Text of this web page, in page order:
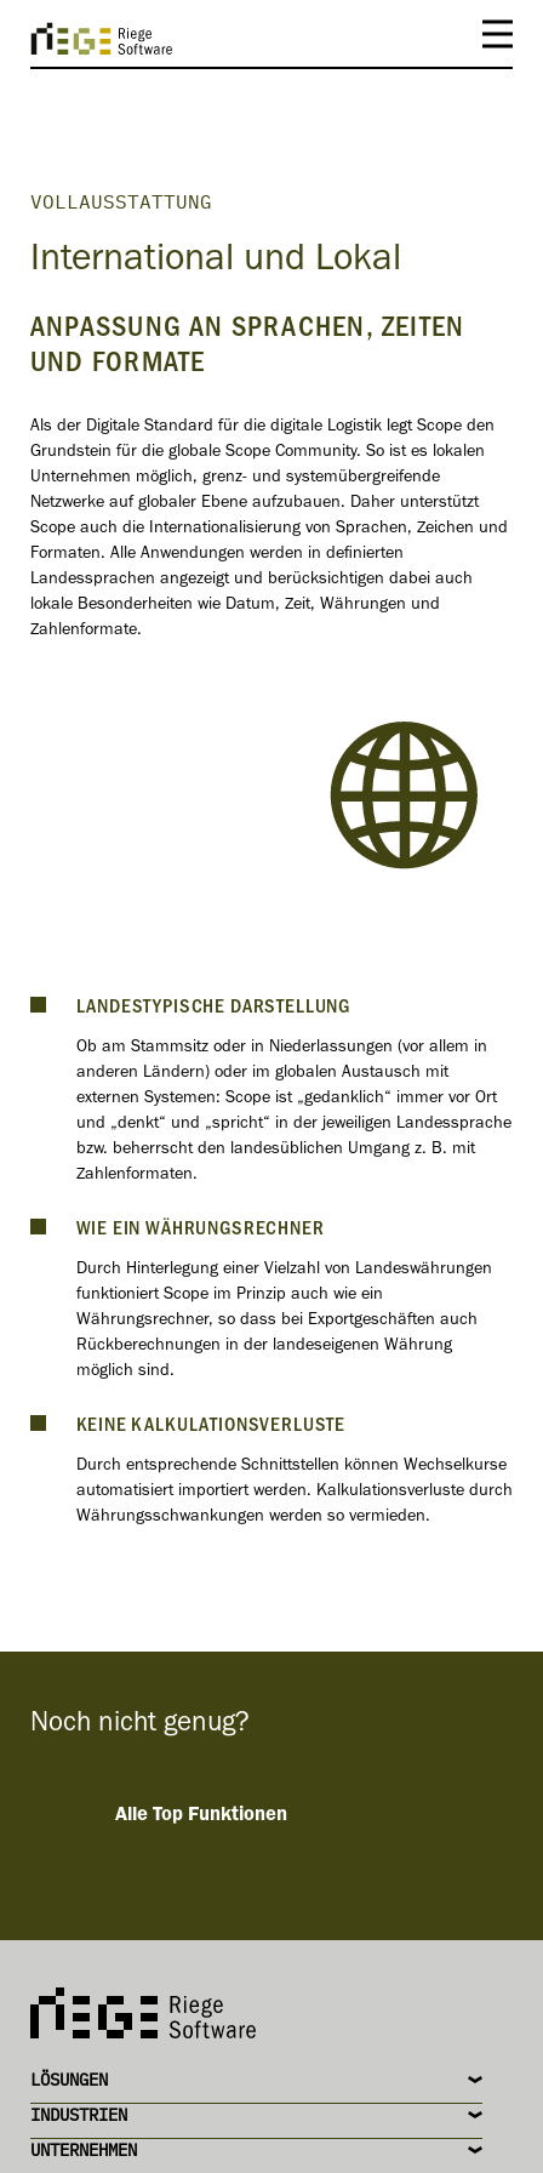
VOLLAUSSTATTUNG
International und Lokal
ANPASSUNG AN SPRACHEN, ZEITEN
UND FORMATE
Als der Digitale Standard für die digitale Logistik legt Scope den
Grundstein für die globale Scope Community. So ist es lokalen
Unternehmen möglich, grenz- und systemübergreifende
Netzwerke auf globaler Ebene aufzubauen. Daher unterstützt
Scope auch die Internationalisierung von Sprachen, Zeichen und
Formaten. Alle Anwendungen werden in deﬁnierten
Landessprachen angezeigt und berücksichtigen dabei auch
lokale Besonderheiten wie Datum, Zeit, Währungen und
Zahlenformate.
LANDESTYPISCHE DARSTELLUNG
Ob am Stammsitz oder in Niederlassungen (vor allem in
anderen Ländern) oder im globalen Austausch mit
externen Systemen: Scope ist „gedanklich“ immer vor Ort
und „denkt“ und „spricht“ in der jeweiligen Landessprache
bzw. beherrscht den landesüblichen Umgang z. B. mit
Zahlenformaten.
WIE EIN WÄHRUNGSRECHNER
Durch Hinterlegung einer Vielzahl von Landeswährungen
funktioniert Scope im Prinzip auch wie ein
Währungsrechner, so dass bei Exportgeschäften auch
Rückberechnungen in der landeseigenen Währung
möglich sind.
KEINE KALKULATIONSVERLUSTE
Durch entsprechende Schnittstellen können Wechselkurse
automatisiert importiert werden. Kalkulationsverluste durch
Währungsschwankungen werden so vermieden.
Alle Top Funktionen
Noch nicht genug?
UNTERNEHMEN
INDUSTRIEN
LÖSUNGEN